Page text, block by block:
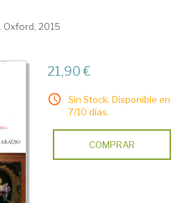
Oxford, 2015
21,90 €
Sin Stock. Disponible en
7/10 días.
COMPRAR